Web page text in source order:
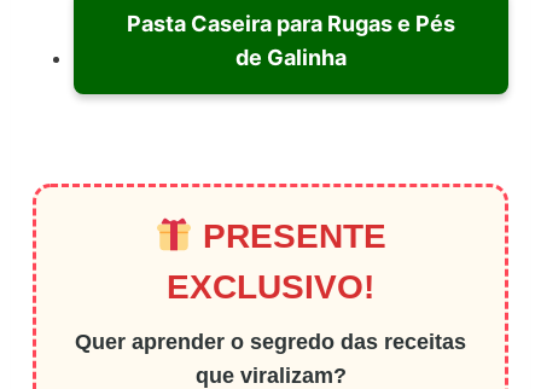
Pasta Caseira para Rugas e Pés
de Galinha
PRESENTE
EXCLUSIVO!
Quer aprender o segredo das receitas
que viralizam?